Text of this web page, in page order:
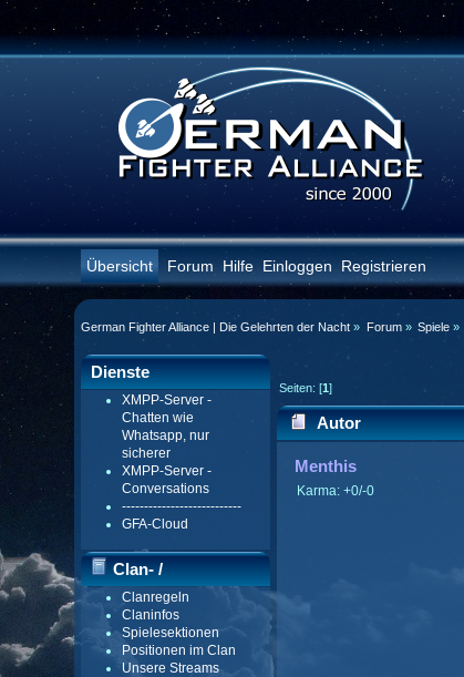
Übersicht Forum Hilfe Einloggen Registrieren
German Fighter Alliance | Die Gelehrten der Nacht » Forum» Spiele »
Dienste
XMPP-Server -
Chatten wie
Whatsapp, nur
sicherer
XMPP-Server -
Conversations
---------------------------
GFA-Cloud
Clan- /
Gildenmenü
Clanregeln
Claninfos
Spielesektionen
Positionen im Clan
Unsere Streams
Seiten: [1]
Autor
Menthis
Karma: +0/-0